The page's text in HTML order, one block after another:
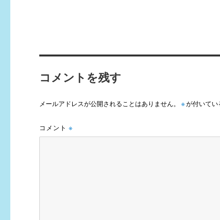
コメントを残す
メールアドレスが公開されることはありません。 ※が付いてい
コメント※